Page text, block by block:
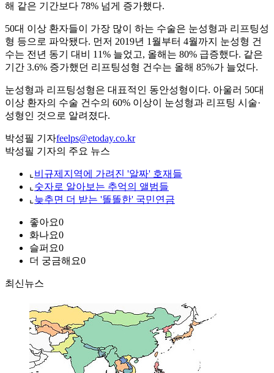
해 같은 기간보다 78% 넘게 증가했다.
50대 이상 환자들이 가장 많이 하는 수술은 눈성형과 리프팅성
형 등으로 파악됐다. 먼저 2019년 1월부터 4월까지 눈성형 건
수는 전년 동기 대비 11% 늘었고, 올해는 80% 급증했다. 같은
기간 3.6% 증가했던 리프팅성형 건수는 올해 85%가 늘었다.
눈성형과 리프팅성형은 대표적인 동안성형이다. 아울러 50대
이상 환자의 수술 건수의 60% 이상이 눈성형과 리프팅 시술·
성형인 것으로 알려졌다.
박성필 기자feelps@etoday.co.kr
박성필 기자의 주요 뉴스
⌞ 비규제지역에 가려진 '알짜' 호재들
⌞ 숫자로 알아보는 추억의 앨범들
⌞ 늦추면 더 받는 '똘똘한' 국민연금
좋아요0
화나요0
슬퍼요0
더 궁금해요0
최신뉴스